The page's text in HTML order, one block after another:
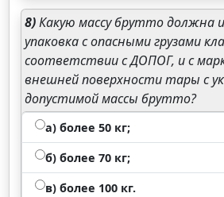
8)Какую массу брутто должна
упаковка с опасными грузами
соответствии с ДОПОГ, и с
внешней поверхности тары с
допустимой массы брутто?
а) более 50 кг;
б) более 70 кг;
в) более 100 кг.